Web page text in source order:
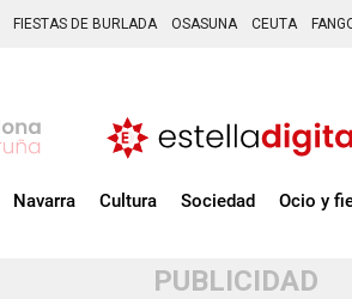
FIESTAS DE BURLADA OSASUNA CEUTA
Navarra Cultura Sociedad Ocio y
PUBLICIDAD